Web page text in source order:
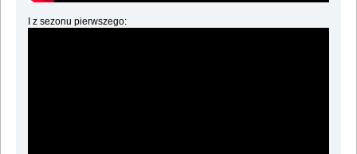
I z sezonu pierwszego: